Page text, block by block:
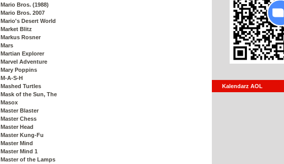
Mario Bros. (1988)
Mario Bros. 2007
Mario's Desert World
Market Blitz
Markus Rosner
Mars
Martian Explorer
Marvel Adventure
Mary Poppins
M-A-S-H
Mashed Turtles
Mask of the Sun, The
Masox
Master Blaster
Master Chess
Master Head
Master Kung-Fu
Master Mind
Master Mind 1
Master of the Lamps
Kalendarz AOL